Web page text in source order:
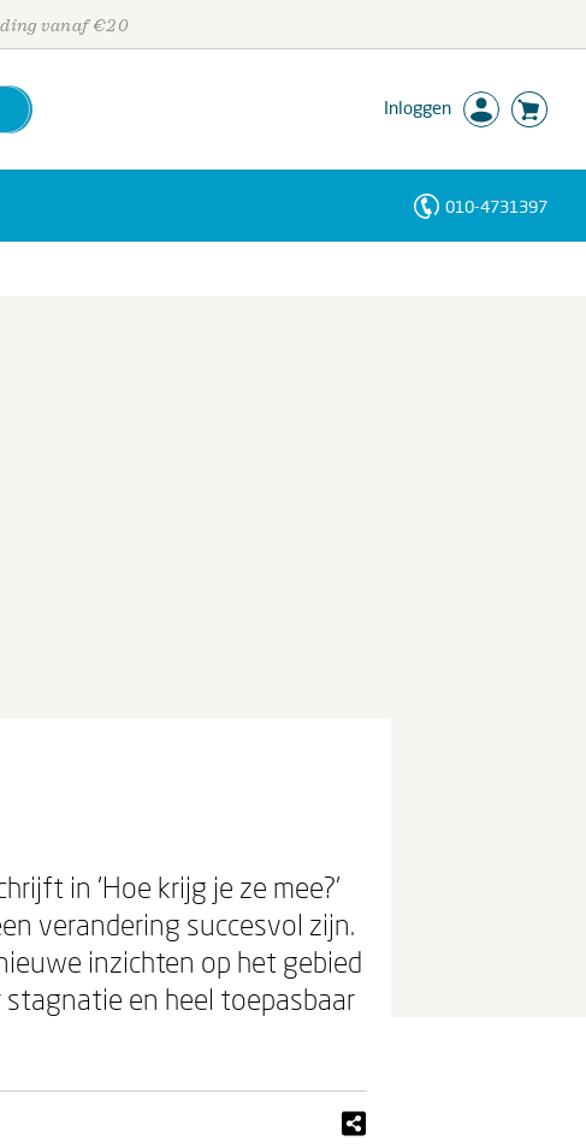
vanaf €20
Inloggen
010-4731397
in 'Hoe krijg je ze mee?'
verandering succesvol zijn.
inzichten op het gebied
en heel toepasbaar
Personen